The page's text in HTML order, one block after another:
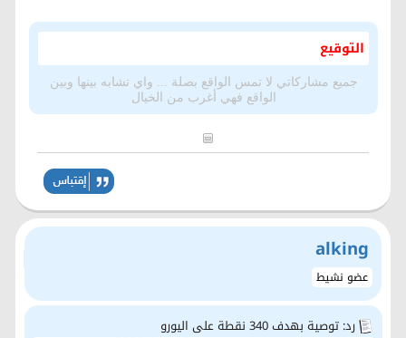
التوقيع
جميع مشاركاتي لا تمس الواقع بصلة ... واي تشابه بينها وبين
الواقع فهي أغرب من الخيال
alking
عضو نشيط
رد: توصية بهدف 340 نقطة على اليورو